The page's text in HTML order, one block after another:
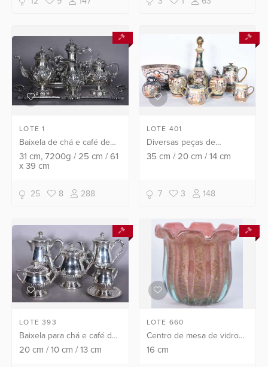
peças.
com pingos colori...
LOTE 1
Baixela de chá e café de
prata portuguesa contraste
águia, ricamente decorada
em relevo, com...
31cm, 7200g /25cm/61
x 39cm
25 8 288
LOTE 401
Diversas peças de
porcelana oriental, sendo:
potiches, bule, leite...
35 cm /20 cm /14 cm
7 3 148
LOTE 393
Baixela para chá e café de
metal prateado Bellini
20cm/10cm/13cm
LOTE 660
Centro de mesa de vidro
decorativo na cor rosa.
16 cm